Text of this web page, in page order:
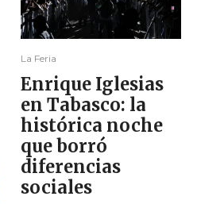
La Feria
Enrique Iglesias
en Tabasco: la
histórica noche
que borró
diferencias
sociales